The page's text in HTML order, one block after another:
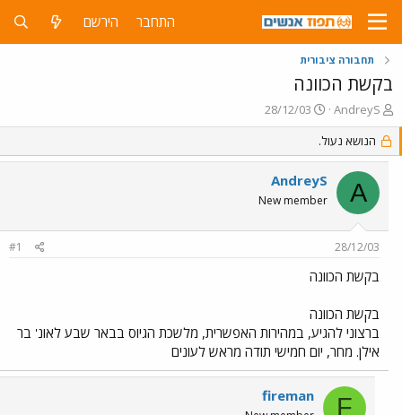
התחבר הירשם
תחבורה ציבורית
בקשת הכוונה
פ
ו
ת
ח
נ
AndreyS
פ
ו
ס
ב
ת
ך
28/12/03
הנושא נעול.
A
AndreyS
New member
28/12/03
#1
בקשת הכוונה
בקשת הכוונה
ברצוני להגיע, במהירות האפשרית, מלשכת הגיוס בבאר שבע לאונ' בר
אילן. מחר, יום חמישי תודה מראש לעונים
F
fireman